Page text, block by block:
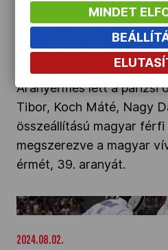
Olimpiai bajnok a
párbajtőrcsapat!
Aranyérmes lett a párizsi
Tibor, Koch Máté, Nagy
összeállítású magyar
megszerezve a magyar
érmét, 39. aranyát.
Döntőt vív este a férfi
2024.08.02.
MINDET